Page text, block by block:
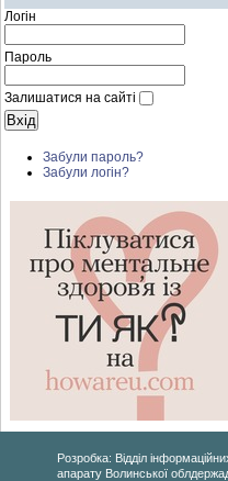
Логін
Пароль
Залишатися на сайті
Забули пароль?
Забули логін?
Розробка: Відділ
апарату Волинської